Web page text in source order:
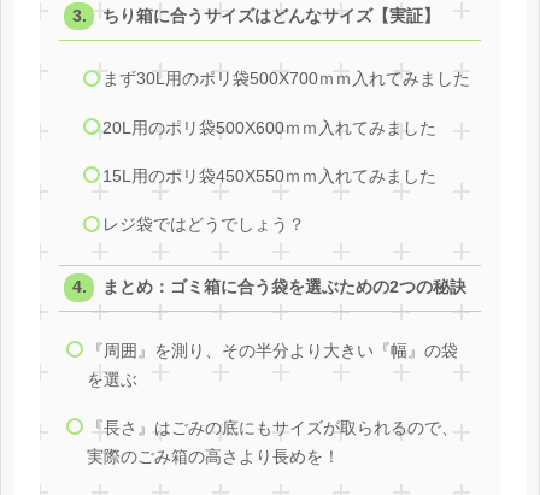
ちり箱に合うサイズはどんなサイズ【実証】
まず30L用のポリ袋500X700ｍｍ入れてみました
20L用のポリ袋500X600ｍｍ入れてみました
15L用のポリ袋450X550ｍｍ入れてみました
レジ袋ではどうでしょう？
まとめ：ゴミ箱に合う袋を選ぶための2つの秘訣
『周囲』を測り、その半分より大きい『幅』の袋
を選ぶ
『長さ』はごみの底にもサイズが取られるので、
実際のごみ箱の高さより長めを！